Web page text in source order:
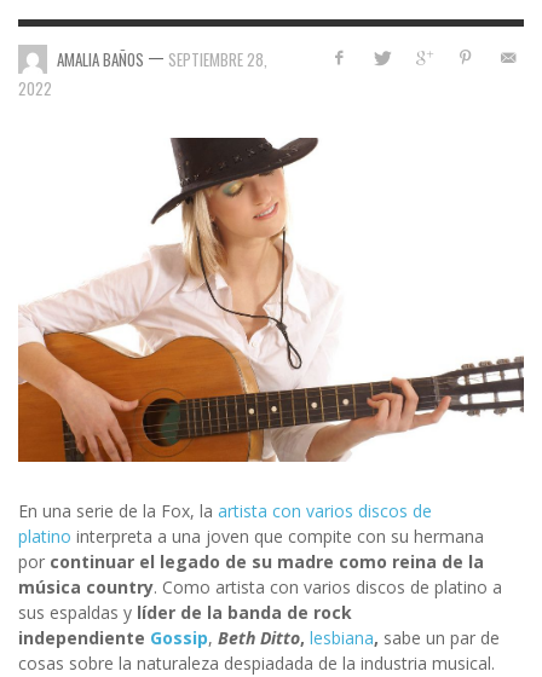
AMALIA BAÑOS — SEPTIEMBRE 28,
2022
En una serie de la Fox, la artista con varios discos de
platino interpreta a una joven que compite con su hermana
por continuar el legado de su madre como reina de la
música country. Como artista con varios discos de platino a
sus espaldas y líder de la banda de rock
independiente Gossip, Beth Ditto, lesbiana, sabe un par de
cosas sobre la naturaleza despiadada de la industria musical.